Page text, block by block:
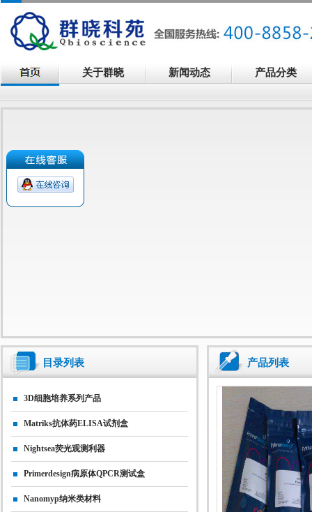
关于群晓 新闻动态 产品分类
目录列表
3D细胞培养系列产品
Matriks抗体药ELISA试剂盒
Nightsea荧光观测利器
Primerdesign病原体qPCR测试盒
Nanomyp纳米类材料
产品列表